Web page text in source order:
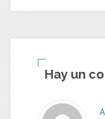
Hay un